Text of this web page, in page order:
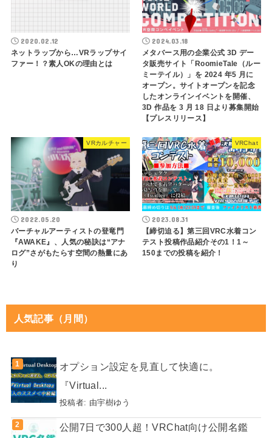
2020.02.12
ネットラップから…VRラップサイ
ファー！？素人OKの理由とは
2024.03.18
メタバース用の企業公式 3D デー
タ販売サイト「RoomieTale（ルー
ミーテイル）」を 2024 年5 月に
オープン。サイトオープンを記念
したオンラインイベントを開催、
3D 作品を 3 月 18 日より募集開始
【プレスリリース】
VRカルチャー
2022.05.20
バーチャルアーティストの登竜門
『AWAKE』、人気の秘訣は“アナ
ログ”さがもたらす空間の熱量にあ
り
VRChat
2023.08.31
【締切迫る】第三回VRC水着コン
テスト投稿作品紹介その1！1～
150までの投稿を紹介！
人気記事（月間）
オプション設定を見直して快適に。
『Virtual...
投稿者: 由宇樹ゆう
公開7日で300人超！VRChat向け公開名鑑